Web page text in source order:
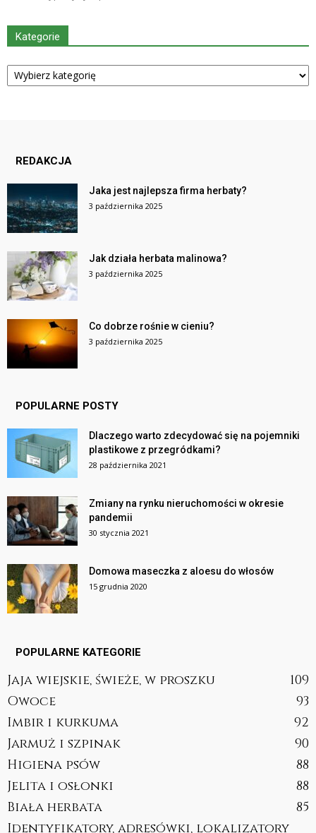
Kategorie
Kategorie
REDAKCJA
Jaka jest najlepsza firma herbaty?
3 października 2025
Jak działa herbata malinowa?
3 października 2025
Co dobrze rośnie w cieniu?
3 października 2025
POPULARNE POSTY
Dlaczego warto zdecydować się na pojemniki
plastikowe z przegródkami?
28 października 2021
Zmiany na rynku nieruchomości w okresie
pandemii
30 stycznia 2021
Domowa maseczka z aloesu do włosów
15 grudnia 2020
POPULARNE KATEGORIE
Jaja wiejskie, świeże, w proszku
109
Owoce
93
Imbir i kurkuma
92
Jarmuż i szpinak
90
Higiena psów
88
Jelita i osłonki
88
Biała herbata
85
Identyfikatory, adresówki, lokalizatory